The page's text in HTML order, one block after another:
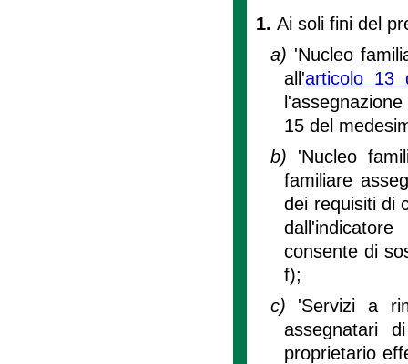
1. Ai soli fini del
a) 'Nucleo
all'articolo 13
15 del
b) 'Nucleo
familiare
dei requisiti di
consente di
f);
c) 'Servizi a
assegnatari
proprietario